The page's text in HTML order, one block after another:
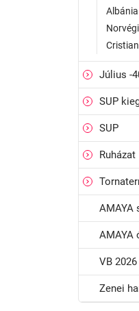
Albánia
Július -
SUP
SUP
Ruházat
AMAYA
AMAYA
VB 2026
Zenei